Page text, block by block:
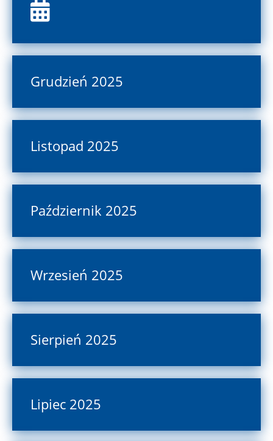
Grudzień 2025
Listopad 2025
Październik 2025
Wrzesień 2025
Sierpień 2025
Lipiec 2025